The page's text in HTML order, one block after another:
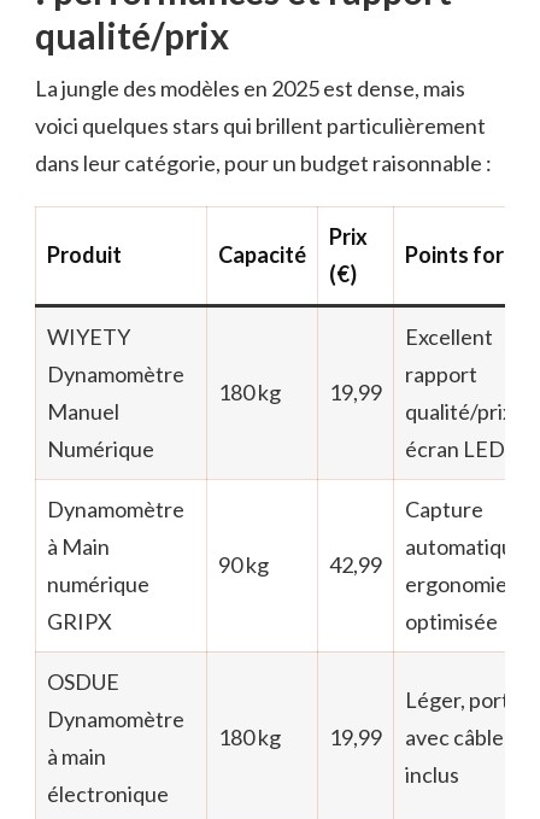
qualité/prix
La jungle des modèles en 2025 est dense, mais
voici quelques stars qui brillent particulièrement
dans leur catégorie, pour un budget raisonnable :
Produit Capacité
Prix
(€)
Points forts
WIYETY
Dynamomètre
Manuel
Numérique
180 kg 19,99
Excellent
rapport
qualité/prix et
écran LED
Dynamomètre
à Main
numérique
GRIPX
90 kg 42,99
Capture
automatique,
ergonomie
optimisée
OSDUE
Dynamomètre
à main
électronique
180 kg 19,99
Léger,
avec câble
inclus